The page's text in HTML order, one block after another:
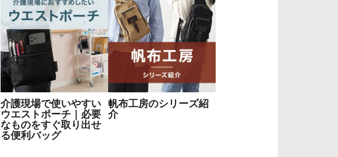
介護現場で使いやすい
ウエストポーチ｜必要
なものをすぐ取り出せ
る便利バッグ
帆布工房のシリーズ紹
介